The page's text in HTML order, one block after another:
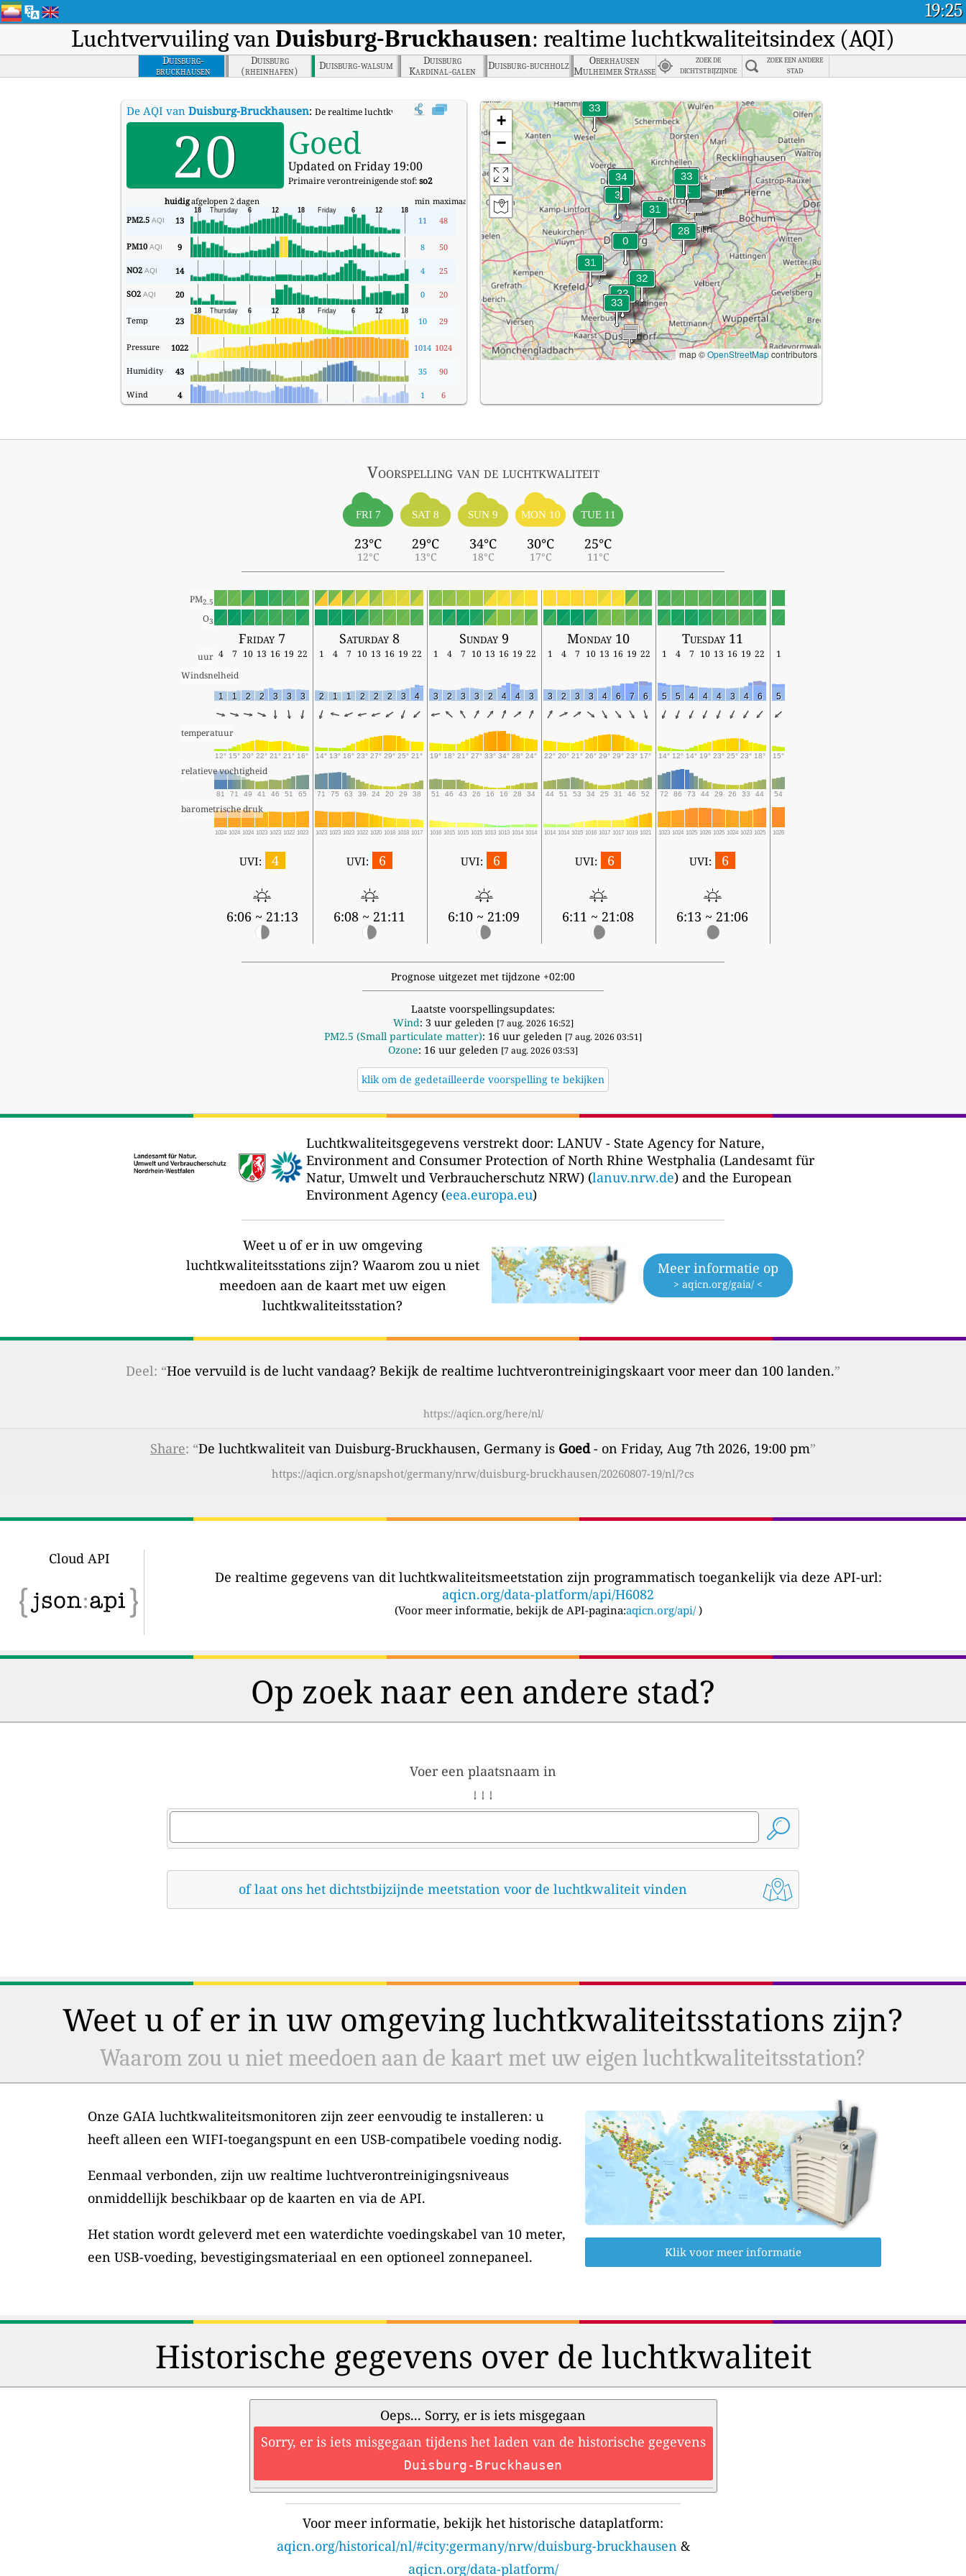
19:25
Luchtvervuiling van Duisburg-Bruckhausen: realtime luchtkwaliteitsindex (AQI)
Duisburg-
bruckhausen
Duisburg
(rheinhafen)
Duisburg-walsum
Duisburg
Kardinal-galen
Strasse
Duisburg-buchholz
Oberhausen
Mulheimer Strasse
ZOEK DE
DICHTSTBIJZIJNDE
ZOEK EEN ANDERE
STAD
De AQI van Duisburg-Bruckhausen: De realtime luchtkwaliteitsindex (AQI) van Duisburg-Bruckhausen.
20 Goed
Updated on Friday 19:00
Primaire verontreinigende stof:so2
huidigafgelopen 2 dagen min maximaal
PM2.5 AQI 13 11 48
PM10 AQI 9 8 50
NO2 AQI 14 4 25
SO2 AQI 20 0 20
Temp 23 10 29
Pressure 1022 1014 1024
Humidity 43 35 90
Wind 4 1 6
+
−
map ©OpenStreetMapcontributors
Voorspelling van de luchtkwaliteit
FRI 7
23°C
12°C
SAT 8
29°C
13°C
SUN 9
34°C
18°C
MON 10
30°C
17°C
TUE 11
25°C
11°C
PM2.5
O3
Friday 7 Saturday 8 Sunday 9 Monday 10 Tuesday 11
uur 4 7 10 13 16 19 22 1 4 7 10 13 16 19 22 1 4 7 10 13 16 19 22 1 4 7 10 13 16 19 22 1 4 7 10 13 16 19 22
1
Windsnelheid
1 1 2 2 3 3 3 2 1 1 2 2 2 3 4 3 2 3 3 2 4 4 3 3 2 3 3 4 6 7 6 5 5 4 4 4 3 4 6 5
temperatuur
12° 15° 20° 22° 21° 21° 16° 14° 13° 16° 23° 27° 29° 25° 21° 19° 18° 21° 27° 33° 34° 28° 24° 22° 20° 21° 26° 29° 29° 23° 17° 14° 12° 14° 19° 23° 25° 23° 18° 15°
relatieve vochtigheid
81 71 49 41 46 51 65 71 75 63 39 24 20 29 38 51 46 43 26 16 16 28 34 44 51 53 34 25 31 46 52 72 86 73 44 29 26 33 44 54
barometrische druk
1024 1024 1024 1023 1023 1022 1023 1023 1023 1023 1022 1020 1018 1018 1017 1016 1015 1015 1015 1013 1013 1014 1014 1014 1014 1015 1016 1017 1017 1019 1021 1023 1024 1025 1026 1025 1024 1023 1025 1026
UVI: 4
6:06 ~ 21:13
UVI: 6
6:08 ~ 21:11
UVI: 6
6:10 ~ 21:09
UVI: 6
6:11 ~ 21:08
UVI: 6
6:13 ~ 21:06
Prognose uitgezet met tijdzone +02:00
Laatste voorspellingsupdates:
Wind: 3 uur geleden [7 aug. 2026 16:52]
PM2.5 (Small particulate matter): 16 uur geleden [7 aug. 2026 03:51]
Ozone: 16 uur geleden [7 aug. 2026 03:53]
klik om de gedetailleerde voorspelling te bekijken
Luchtkwaliteitsgegevens verstrekt door: LANUV - State Agency for Nature,
Environment and Consumer Protection of North Rhine Westphalia (Landesamt für
Natur, Umwelt und Verbraucherschutz NRW) (lanuv.nrw.de) and the European
Environment Agency (eea.europa.eu)
Weet u of er in uw omgeving
luchtkwaliteitsstations zijn? Waarom zou u niet
meedoen aan de kaart met uw eigen
luchtkwaliteitsstation?
Meer informatie op
> aqicn.org/gaia/ <
Deel: “Hoe vervuild is de lucht vandaag? Bekijk de realtime luchtverontreinigingskaart voor meer dan 100 landen.”
https://aqicn.org/here/nl/
Share: “De luchtkwaliteit van Duisburg-Bruckhausen, Germany is Goed- on Friday, Aug 7th 2026, 19:00 pm”
https://aqicn.org/snapshot/germany/nrw/duisburg-bruckhausen/20260807-19/nl/?cs
Cloud API
De realtime gegevens van dit luchtkwaliteitsmeetstation zijn programmatisch toegankelijk via deze API-url:
aqicn.org/data-platform/api/H6082
(Voor meer informatie, bekijk de API-pagina:aqicn.org/api/ )
Op zoek naar een andere stad?
Voer een plaatsnaam in
↓ ↓ ↓
of laat ons het dichtstbijzijnde meetstation voor de luchtkwaliteit vinden
Weet u of er in uw omgeving luchtkwaliteitsstations zijn?
Waarom zou u niet meedoen aan de kaart met uw eigen luchtkwaliteitsstation?
Onze GAIA luchtkwaliteitsmonitoren zijn zeer eenvoudig te installeren: u
heeft alleen een WIFI-toegangspunt en een USB-compatibele voeding nodig.
Eenmaal verbonden, zijn uw realtime luchtverontreinigingsniveaus
onmiddellijk beschikbaar op de kaarten en via de API.
Het station wordt geleverd met een waterdichte voedingskabel van 10 meter,
een USB-voeding, bevestigingsmateriaal en een optioneel zonnepaneel.
Klik voor meer informatie
Historische gegevens over de luchtkwaliteit
Oeps... Sorry, er is iets misgegaan
Sorry, er is iets misgegaan tijdens het laden van de historische gegevens
Duisburg-Bruckhausen
Voor meer informatie, bekijk het historische dataplatform:
aqicn.org/historical/nl/#city:germany/nrw/duisburg-bruckhausen &
aqicn.org/data-platform/